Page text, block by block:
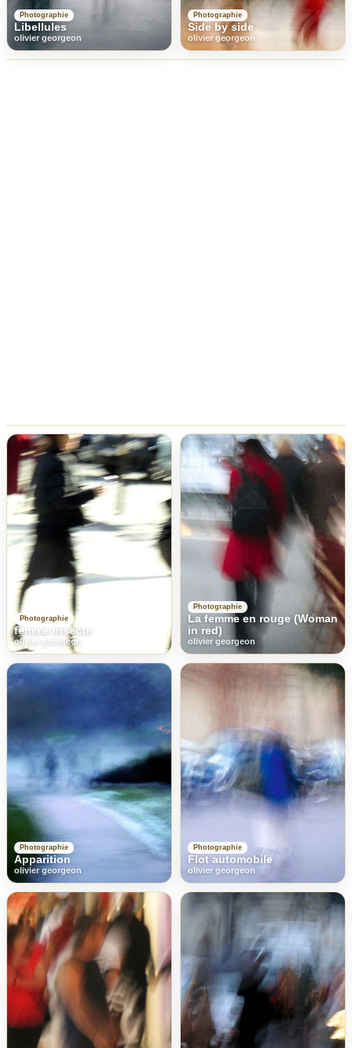
Photographie
Libellules
olivier georgeon
Photographie
Side by side
olivier georgeon
Photographie
femme insecte
olivier georgeon
Photographie
La femme en rouge (Woman
in red)
olivier georgeon
Photographie
Apparition
olivier georgeon
Photographie
Flot automobile
olivier georgeon